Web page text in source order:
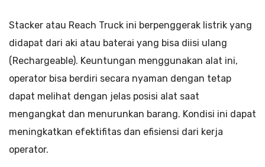
Stacker atau Reach Truck ini berpenggerak listrik yang
didapat dari aki atau baterai yang bisa diisi ulang
(Rechargeable). Keuntungan menggunakan alat ini,
operator bisa berdiri secara nyaman dengan tetap
dapat melihat dengan jelas posisi alat saat
mengangkat dan menurunkan barang. Kondisi ini dapat
meningkatkan efektifitas dan efisiensi dari kerja
operator.